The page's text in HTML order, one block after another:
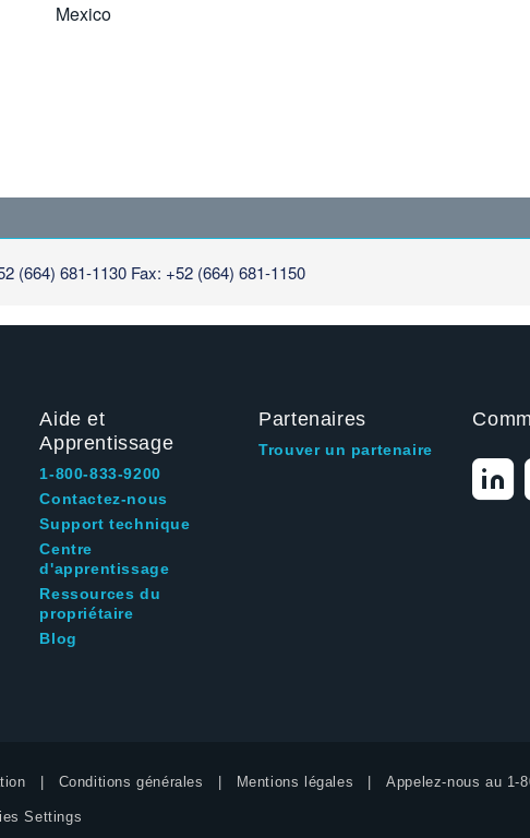
Mexico
(664) 681-1130 Fax: +52 (664) 681-1150
Aide et
Apprentissage
1-800-833-9200
Contactez-nous
Support technique
Centre
d'apprentissage
Ressources du
propriétaire
Blog
Partenaires
Trouver un partenaire
Conditions générales Mentions légales Appelez-nous au 1-
Settings